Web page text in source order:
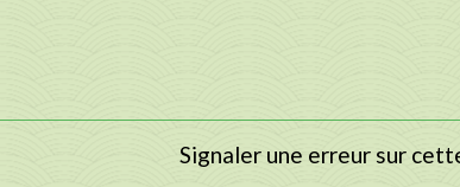
Signaler une erreur sur